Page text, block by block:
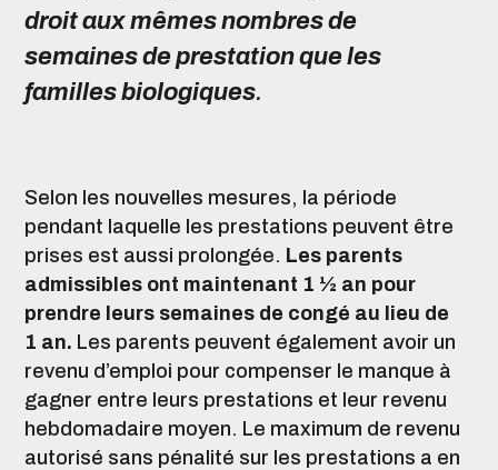
droit aux mêmes nombres de
semaines de prestation que les
familles biologiques.
Selon les nouvelles mesures, la période
pendant laquelle les prestations peuvent être
prises est aussi prolongée. Les parents
admissibles ont maintenant 1 ½ an pour
prendre leurs semaines de congé au lieu de
1 an. Les parents peuvent également avoir un
revenu d’emploi pour compenser le manque à
gagner entre leurs prestations et leur revenu
hebdomadaire moyen. Le maximum de revenu
autorisé sans pénalité sur les prestations a en